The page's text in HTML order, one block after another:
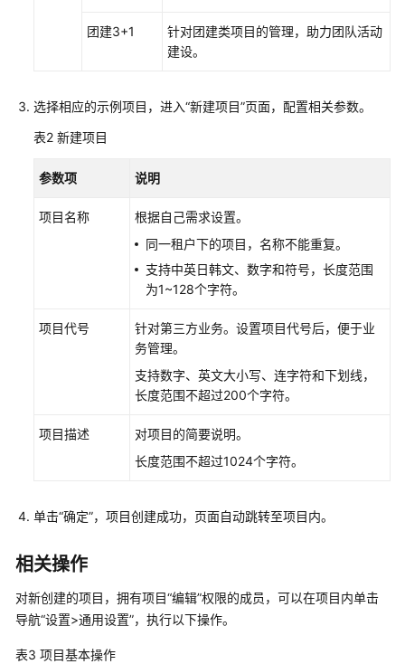
用
示
项
创
管
项
理
IPD
系
统
备
团建3+1
针对团建类项目的管理，助力团队活动
建设。
选择相应的示例项目，进入“新建项目”页面，配置相关参数。
表2 新建项目
参数项 说明
项目名称
根据自己需求设置。
同一租户下的项目，名称不能重复。
支持中英日韩文、数字和符号，长度范围
为1~128个字符。
项目代号
针对第三方业务。设置项目代号后，便于业
务管理。
支持数字、英文大小写、连字符和下划线，
长度范围不超过200个字符。
项目描述
对项目的简要说明。
长度范围不超过1024个字符。
单击“确定”，项目创建成功，页面自动跳转至项目内。
相关操作
对新创建的项目，拥有项目“编辑”权限的成员，可以在项目内单击
导航“设置>通用设置”，执行以下操作。
表3 项目基本操作